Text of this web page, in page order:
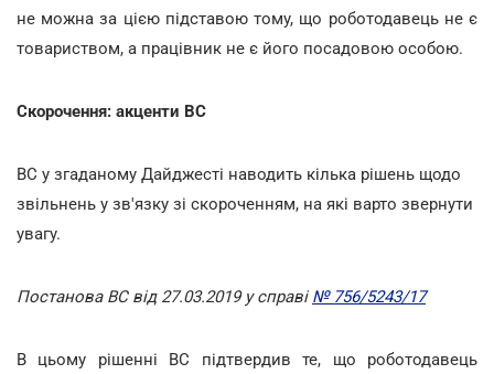
не можна за цією підставою тому, що роботодавець не є
товариством, а працівник не є його посадовою особою.
Скорочення: акценти ВС
ВС у згаданому Дайджесті наводить кілька рішень щодо
звільнень у зв'язку зі скороченням, на які варто звернути
увагу.
Постанова ВС від 27.03.2019 у справі № 756/5243/17
В цьому рішенні ВС підтвердив те, що роботодавець